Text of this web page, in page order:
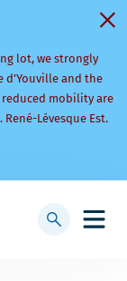
lot, we strongly
and the
reduced mobility are
Lévesque Est.
Open
Display